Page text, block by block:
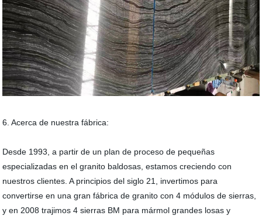
6. Acerca de nuestra fábrica:
Desde 1993, a partir de un plan de proceso de pequeñas
especializadas en el granito baldosas, estamos creciendo con
nuestros clientes. A principios del siglo 21, invertimos para
convertirse en una gran fábrica de granito con 4 módulos de sierras,
y en 2008 trajimos 4 sierras BM para mármol grandes losas y